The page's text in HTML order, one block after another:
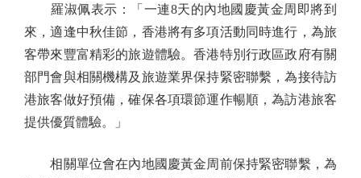
羅淑佩表示：「一連8天的內地國慶黃金周即將到
來，適逢中秋佳節，香港將有多項活動同時進行，為旅
客帶來豐富精彩的旅遊體驗。香港特別行政區政府有關
部門會與相關機構及旅遊業界保持緊密聯繫，為接待訪
港旅客做好預備，確保各項環節運作暢順，為訪港旅客
提供優質體驗。」
相關單位會在內地國慶黃金周前保持緊密聯繫，為